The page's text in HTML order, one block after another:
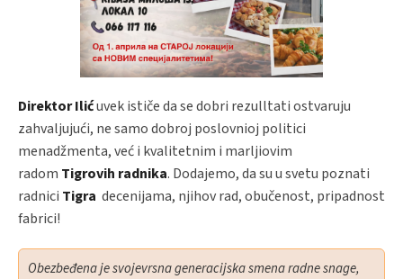
Direktor Ilićuvek ističe da se dobri rezulltati ostvaruju
zahvaljujući, ne samo dobroj poslovnioj politici
menadžmenta, već i kvalitetnim i marljiovim
radom Tigrovih radnika. Dodajemo, da su u svetu poznati
radnici Tigra decenijama, njihov rad, obučenost, pripadnost
fabrici!
Obezbeđena je svojevrsna generacijska smena radne snage,